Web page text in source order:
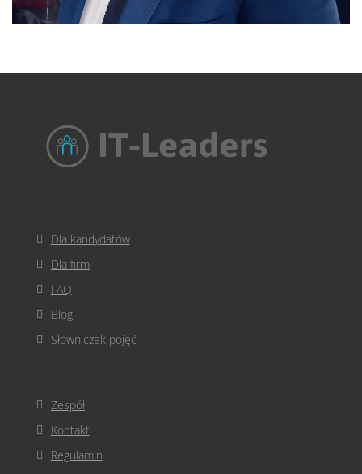
Dla kandydatów
Dla firm
FAQ
Blog
Słowniczek pojęć
Zespół
Kontakt
Regulamin